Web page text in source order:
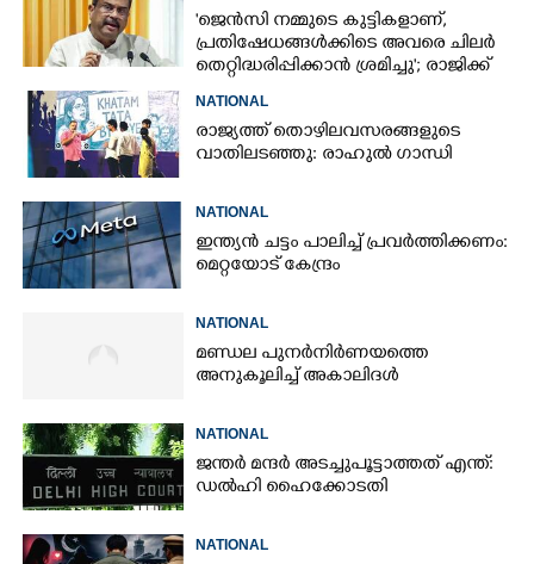
'ജെൻസി നമ്മുടെ കുട്ടികളാണ്,
പ്രതിഷേധങ്ങൾക്കിടെ അവരെ ചിലർ
തെറ്റിദ്ധരിപ്പിക്കാൻ ശ്രമിച്ചു'; രാജിക്ക്
ശേഷം ആദ്യമായി പ്രതികരിച്ച്
ധർമ്മേന്ദ്ര പ്രധാൻ
NATIONAL
രാജ്യത്ത് തൊഴിലവസരങ്ങളുടെ
വാതിലടഞ്ഞു: രാഹുൽ ഗാന്ധി
NATIONAL
ഇന്ത്യൻ ചട്ടം പാലിച്ച് പ്രവർത്തിക്കണം:
മെറ്റയോട് കേന്ദ്രം
NATIONAL
മണ്ഡല പുനർനിർണയത്തെ
അനുകൂലിച്ച് അകാലിദൾ
NATIONAL
ജന്ത‌‌ർ മന്ദർ അടച്ചുപൂട്ടാത്തത് എന്ത്:
ഡൽഹി ഹൈക്കോടതി
NATIONAL